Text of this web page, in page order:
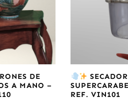
DE
A MANO –
REF. VIN101